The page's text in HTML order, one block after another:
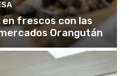
frescos con las
Orangután